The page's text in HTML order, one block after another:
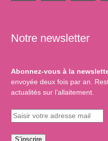
Notre newsletter
Abonnez-vous à la
envoyée deux fois par an.
actualités sur l’allaitement.
S’inscrire